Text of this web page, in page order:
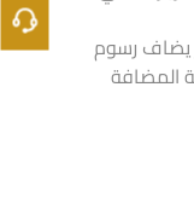
أقل من 25 متر يضاف رسوم